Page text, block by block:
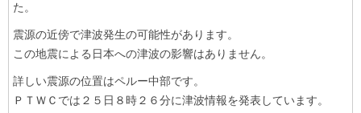
た。
震源の近傍で津波発生の可能性があります。
この地震による日本への津波の影響はありません。
詳しい震源の位置はペルー中部です。
ＰＴＷＣでは２５日８時２６分に津波情報を発表しています。